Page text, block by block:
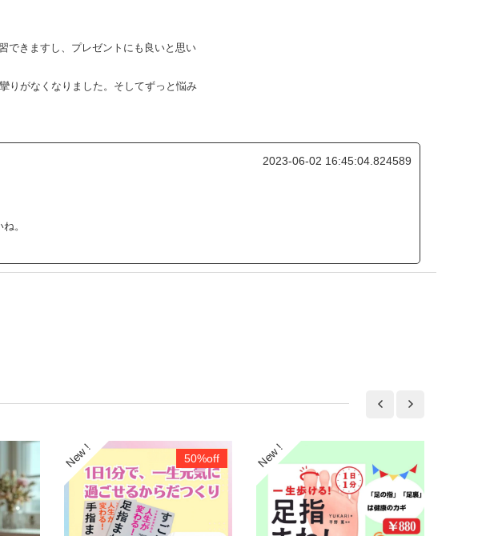
できますし、プレゼントにも良いと思い
りがなくなりました。そしてずっと悩み
2023-06-02 16:45:04.824589
。
50%off